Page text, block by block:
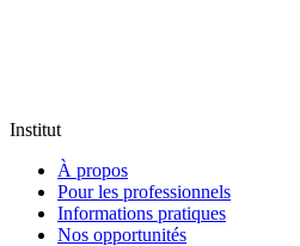
Institut
À propos
Pour les professionnels
Informations pratiques
Nos opportunités